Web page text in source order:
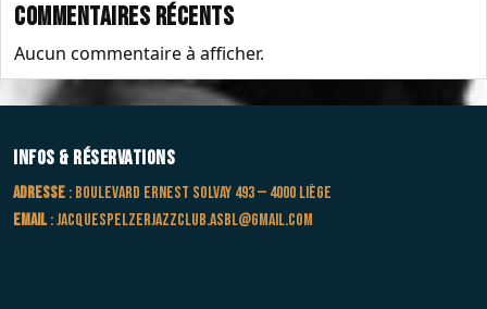
Commentaires récents
Aucun commentaire à afficher.
Infos & Réservations
Adresse : Boulevard Ernest Solvay 493 — 4000 Liège
Email:jacquespelzerjazzclub.asbl@gmail.com